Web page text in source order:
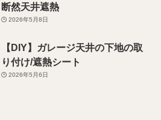
断然天井遮熱
2026年5月8日
【DIY】ガレージ天井の下地の取
り付け/遮熱シート
2026年5月6日